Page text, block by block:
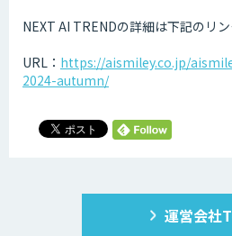
NEXT AI TRENDの詳細は下記のリ
URL： https://aismiley.co.jp/
2024-autumn/
運営会社